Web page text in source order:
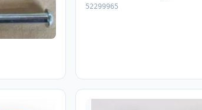
52299965